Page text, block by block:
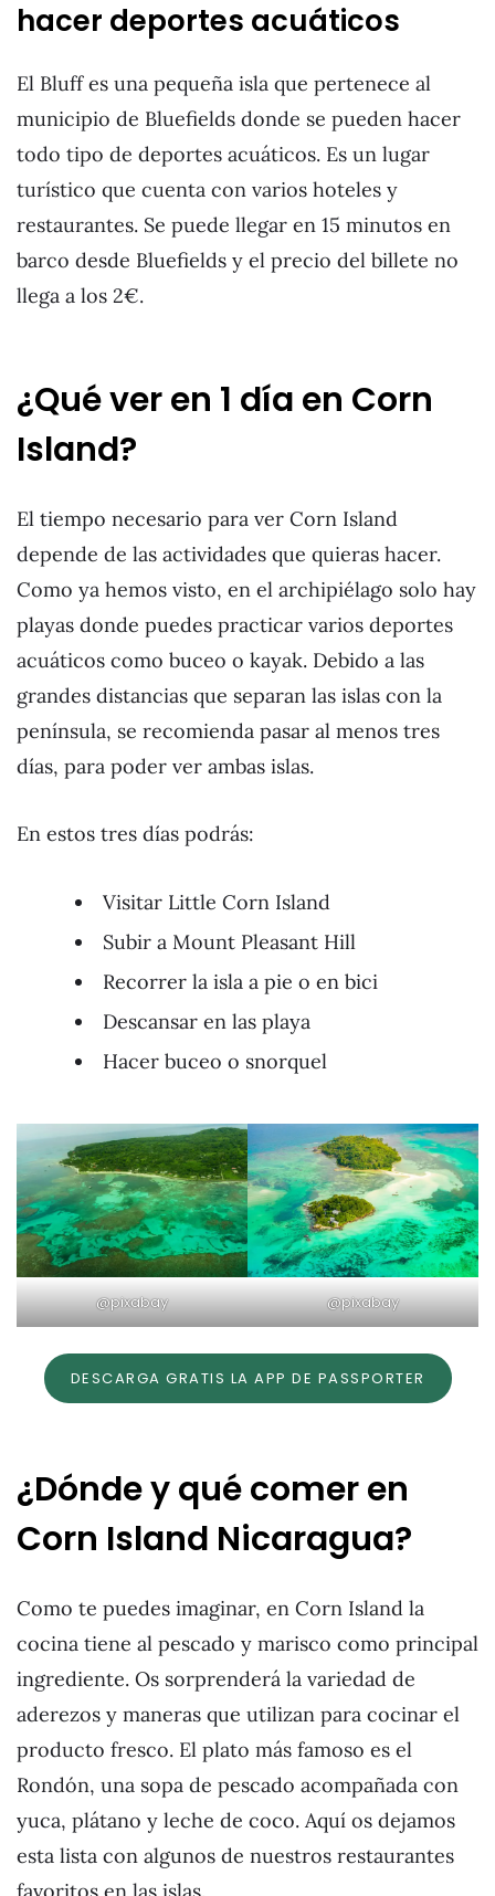
hacer deportes acuáticos
El Bluff es una pequeña isla que pertenece al
municipio de Bluefields donde se pueden hacer
todo tipo de deportes acuáticos. Es un lugar
turístico que cuenta con varios hoteles y
restaurantes. Se puede llegar en 15 minutos en
barco desde Bluefields y el precio del billete no
llega a los 2€.
¿Qué ver en 1 día en Corn
Island?
El tiempo necesario para ver Corn Island
depende de las actividades que quieras hacer.
Como ya hemos visto, en el archipiélago solo hay
playas donde puedes practicar varios deportes
acuáticos como buceo o kayak. Debido a las
grandes distancias que separan las islas con la
península, se recomienda pasar al menos tres
días, para poder ver ambas islas.
En estos tres días podrás:
Visitar Little Corn Island
Subir a Mount Pleasant Hill
Recorrer la isla a pie o en bici
Descansar en las playa
Hacer buceo o snorquel
@pixabay @pixabay
DESCARGA GRATIS LA APP DE PASSPORTER
¿Dónde y qué comer en
Corn Island Nicaragua?
Como te puedes imaginar, en Corn Island la
cocina tiene al pescado y marisco como principal
ingrediente. Os sorprenderá la variedad de
aderezos y maneras que utilizan para cocinar el
producto fresco. El plato más famoso es el
Rondón, una sopa de pescado acompañada con
yuca, plátano y leche de coco. Aquí os dejamos
esta lista con algunos de nuestros restaurantes
favoritos en las islas.